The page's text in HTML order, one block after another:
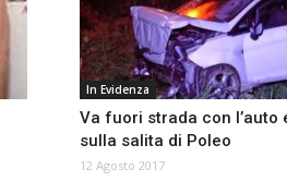
In Evidenza
Va fuori strada con l’auto
sulla salita di Poleo
12 Agosto 2017